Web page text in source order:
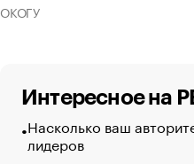
ОКОГУ
Интересное на
Насколько ваш
лидеров